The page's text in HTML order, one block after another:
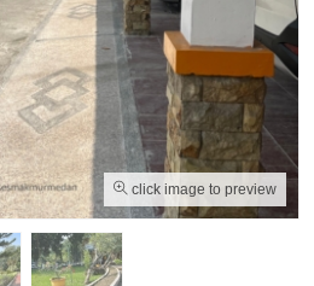
click image to preview